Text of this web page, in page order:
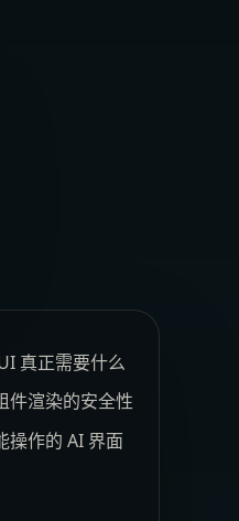
真正需要什么
件渲染的安全性
操作的 AI 界面